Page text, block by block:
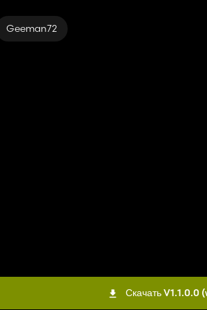
Geeman72
Скачать V1.1.0.0